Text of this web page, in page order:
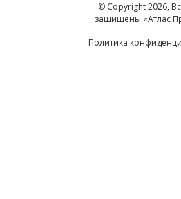
Политика
© Copyright 2026,
защищены «Атлас